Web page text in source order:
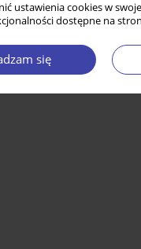
ustawienia cookies w
dostępne na
się